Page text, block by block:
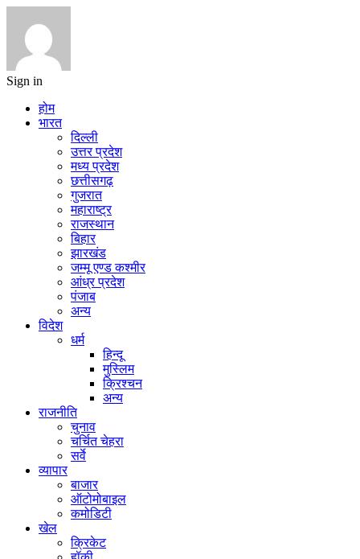
Sign in
होम
भारत
दिल्ली
उत्तर प्रदेश
मध्य प्रदेश
छत्तीसगढ़
गुजरात
महाराष्ट्र
राजस्थान
बिहार
झारखंड
जम्मू एण्ड कश्मीर
आंध्र प्रदेश
पंजाब
अन्य
विदेश
धर्म
हिन्दू
मुस्लिम
क्रिश्चन
अन्य
राजनीति
चुनाव
चर्चित चेहरा
सर्वे
व्यापार
बाजार
ऑटोमोबाइल
कमोडिटी
खेल
क्रिकेट